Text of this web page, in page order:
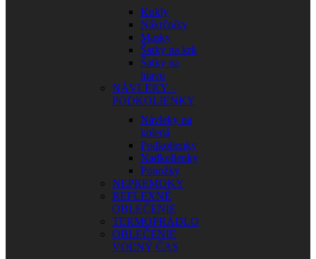
Kukly
Nákrčníky
Masky
Šatky na krk
Šatky na
hlavu
NÁVLEKY –
PODKOLIENKY
Návleky na
kolená
Podkolienky
Nadkolienky
Ponožky
NEPREMOKY
REFLEXNÉ
OBLEČENIE
TERMOPRÁDLO
OBLEČENIE
VOĽNÝ ČAS